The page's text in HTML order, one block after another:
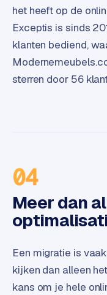
L
n
k
b
u
o
o
e
A
d
het heeft op de
Exceptis is sinds
klanten bediend,
sterren door 56
04
Meer dan
Een migratie is
kijken dan alleen
kans om je hele